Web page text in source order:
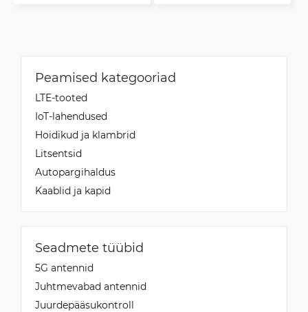
Peamised kategooriad
LTE-tooted
IoT-lahendused
Hoidikud ja klambrid
Litsentsid
Autopargihaldus
Kaablid ja kapid
Seadmete tüübid
5G antennid
Juhtmevabad antennid
Juurdepääsukontroll